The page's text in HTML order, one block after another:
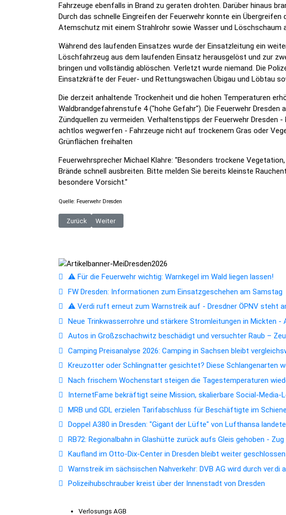
Fahrzeuge ebenfalls in Brand zu geraten drohten. Darüber hinaus
Durch das schnelle Eingreifen der Feuerwehr konnte ein
Atemschutz mit einem Strahlrohr sowie Wasser und Löschschaum
Während des laufenden Einsatzes wurde der Einsatzleitung ein
Löschfahrzeug aus dem laufenden Einsatz herausgelöst und zur
bringen und vollständig ablöschen. Verletzt wurde niemand. Die
Einsatzkräfte der Feuer- und Rettungswachen Übigau und Löbtau
Die derzeit anhaltende Trockenheit und die hohen Temperaturen
Waldbrandgefahrenstufe 4 ("hohe Gefahr"). Die Feuerwehr Dresden
Zündquellen zu vermeiden. Verhaltenstipps der Feuerwehr
achtlos wegwerfen - Fahrzeuge nicht auf trockenem Gras oder
Grünflächen freihalten
Feuerwehrsprecher Michael Klahre: "Besonders trockene
Brände schnell ausbreiten. Bitte melden Sie bereits kleinste
besondere Vorsicht."
Quelle: Feuerwehr Dresden
Vorheriger Beitrag: FW Dresden: Waldbrand in der Dresdner Heide
Zurück Nächster Beitrag: BPOLI DD: Einsatzreiches Wochenende in
Weiter
⚠️ Für die Feuerwehr wichtig: Warnkegel im Wald liegen lassen!
FW Dresden: Informationen zum Einsatzgeschehen am Samstag
⚠️ Verdi ruft erneut zum Warnstreik auf - Dresdner ÖPNV steht
Neue Trinkwasserrohre und stärkere Stromleitungen in Mickten -
Autos in Großzschachwitz beschädigt und versuchter Raub –
Camping Preisanalyse 2026: Camping in Sachsen bleibt
Kreuzotter oder Schlingnatter gesichtet? Diese Schlangenarten
Nach frischem Wochenstart steigen die Tagestemperaturen
InternetFame bekräftigt seine Mission, skalierbare Social-Media-
MRB und GDL erzielen Tarifabschluss für Beschäftigte im
Doppel A380 in Dresden: "Gigant der Lüfte" von Lufthansa
RB72: Regionalbahn in Glashütte zurück aufs Gleis gehoben -
Kaufland im Otto-Dix-Center in Dresden bleibt weiter geschlossen
Warnstreik im sächsischen Nahverkehr: DVB AG wird durch ver.di
Polizeihubschrauber kreist über der Innenstadt von Dresden
Verlosungs AGB